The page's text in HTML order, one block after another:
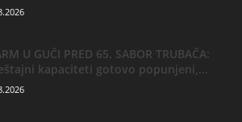
U GUČI PRED 65. SABOR TRUBAČA:
kapaciteti gotovo popunjeni,...